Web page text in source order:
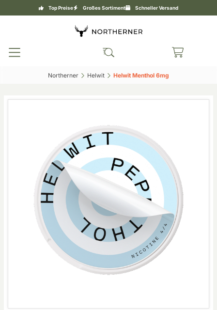
Top Preise Großes Sortiment Schneller Versand
Northerner‎ Helwit‎ Helwit Menthol 6mg‎